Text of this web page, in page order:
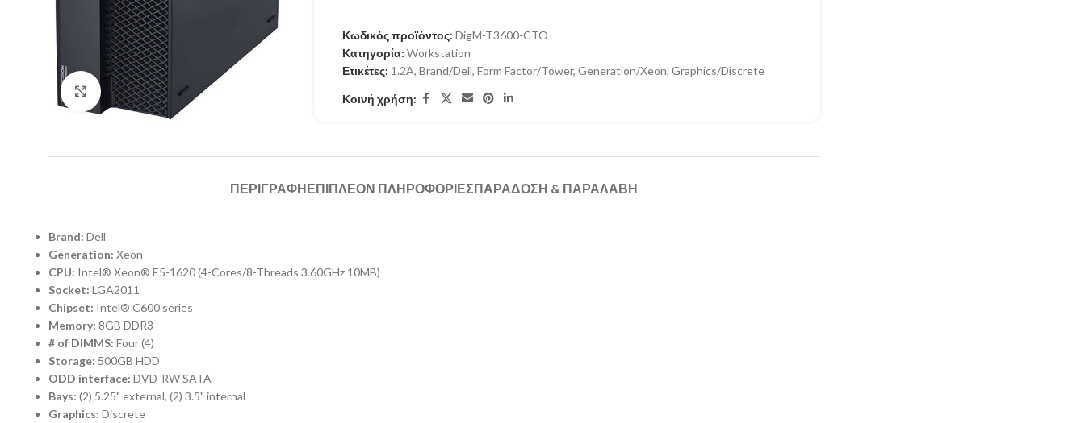
210 57.11.101
info@refurbishstore.gr
Λεχουρίτη 5, Περιστέρι 121.32 |
ΑΘΗΝΑ – ΕΛΛΑΔΑΚάντε κλικ για μεγέθυνση
Κωδικός προϊόντος: DigM-T3600-CTO
Κατηγορία: Workstation
Ετικέτες: 1.2A, Brand/Dell, Form Factor/Tower, Generation/Xeon, Graphics/Discrete
Κοινή χρήση:
ΠΕΡΙΓΡΑΦΉΕΠΙΠΛΈΟΝ ΠΛΗΡΟΦΟΡΊΕΣΠΑΡΑΔΟΣΗ & ΠΑΡΑΛΑΒΗ
Brand: Dell
Generation: Xeon
CPU: Intel® Xeon® E5-1620 (4-Cores/8-Threads 3.60GHz 10MB)
Socket: LGA2011
Chipset: Intel® C600 series
Memory: 8GB DDR3
# of DIMMS: Four (4)
Storage: 500GB HDD
ODD interface: DVD-RW SATA
Bays: (2) 5.25" external, (2) 3.5" internal
Graphics: Discrete